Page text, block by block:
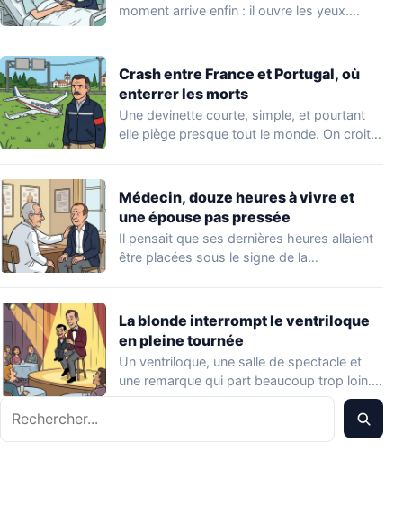
moment arrive enfin : il ouvre les yeux.…
Crash entre France et Portugal, où
enterrer les morts
Une devinette courte, simple, et pourtant
elle piège presque tout le monde. On croit…
Médecin, douze heures à vivre et
une épouse pas pressée
Il pensait que ses dernières heures allaient
être placées sous le signe de la…
La blonde interrompt le ventriloque
en pleine tournée
Un ventriloque, une salle de spectacle et
une remarque qui part beaucoup trop loin.…
Rechercher